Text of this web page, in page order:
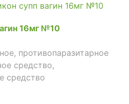
16мг №10
противопаразитарное
средство,
средство